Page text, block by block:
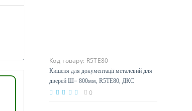
Код товару: R5TE80
Кишеня для документації металевий для
дверей Ш= 800мм, R5TE80, ДКС
0